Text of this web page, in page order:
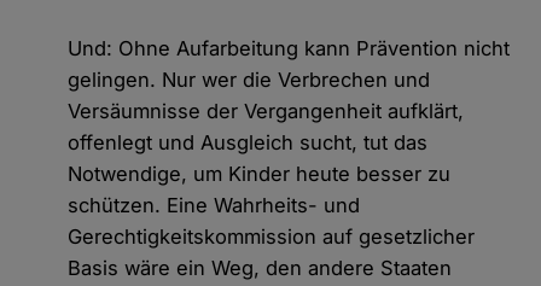
Und: Ohne Aufarbeitung kann Prävention nicht
gelingen. Nur wer die Verbrechen und
Versäumnisse der Vergangenheit aufklärt,
offenlegt und Ausgleich sucht, tut das
Notwendige, um Kinder heute besser zu
schützen. Eine Wahrheits- und
Gerechtigkeitskommission auf gesetzlicher
Basis wäre ein Weg, den andere Staaten